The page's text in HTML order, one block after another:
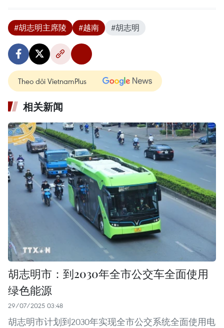
#胡志明主席陵 #越南 #胡志明
Theo dõi VietnamPlus
相关新闻
胡志明市：到2030年全市公交车全面使用
绿色能源
29/07/2025 03:48
胡志明市计划到2030年实现全市公交系统全面使用电